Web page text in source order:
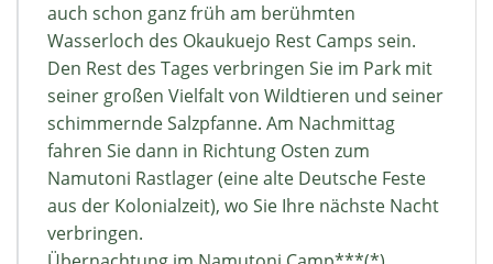
auch schon ganz früh am berühmten
Wasserloch des Okaukuejo Rest Camps sein.
Den Rest des Tages verbringen Sie im Park mit
seiner großen Vielfalt von Wildtieren und seiner
schimmernde Salzpfanne. Am Nachmittag
fahren Sie dann in Richtung Osten zum
Namutoni Rastlager (eine alte Deutsche Feste
aus der Kolonialzeit), wo Sie Ihre nächste Nacht
verbringen.